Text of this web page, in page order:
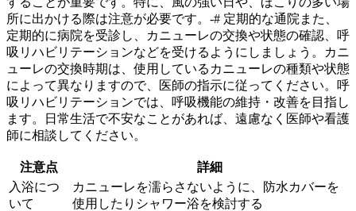
所に出かける際は注意が必要です。-# 定期的な通院また、
定期的に病院を受診し、
カニューレの交換や状態の確認 、呼
吸リハビリテーションなどを受けるようにしましょう。カニ
ューレの交換時期は、使用しているカニューレの種類や状態
によって異なりますので、医師の指示に従ってください。呼
吸リハビリテーションでは、呼吸機能の維持・改善を目指し
ます。日常生活で不安なことがあれば、遠慮なく医師や看護
師に相談してください。
注意点
詳細
入浴につ
いて
カニューレを濡らさないように、防水カバーを
使用したりシャワー浴を検討する